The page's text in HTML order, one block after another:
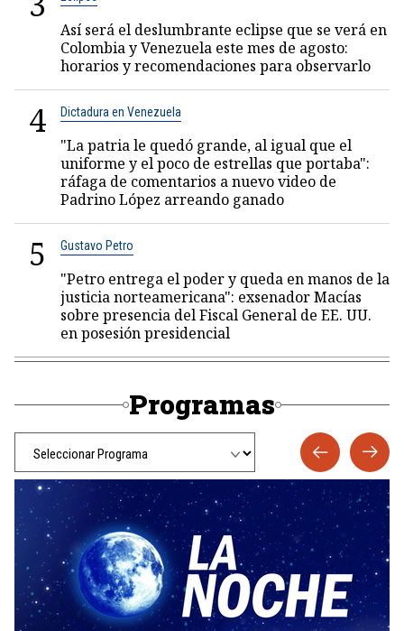
Así será el deslumbrante eclipse que se verá en
Colombia y Venezuela este mes de agosto:
horarios y recomendaciones para observarlo
4 Dictadura en Venezuela
"La patria le quedó grande, al igual que el
uniforme y el poco de estrellas que portaba":
ráfaga de comentarios a nuevo video de
Padrino López arreando ganado
5 Gustavo Petro
"Petro entrega el poder y queda en manos de la
justicia norteamericana": exsenador Macías
sobre presencia del Fiscal General de EE. UU.
en posesión presidencial
Programas